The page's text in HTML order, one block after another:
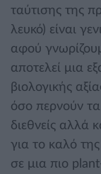
ταύτισης της
λευκό) είναι
αφού
αποτελεί μια
βιολογικής
όσο περνούν
διεθνείς αλλά
για το καλό
σε μια πιο